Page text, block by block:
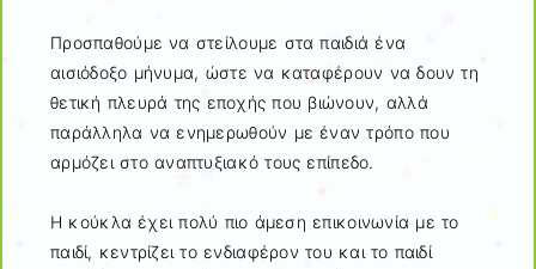
Προσπαθούμε να στείλουμε στα παιδιά ένα
αισιόδοξο μήνυμα, ώστε να καταφέρουν να δουν τη
θετική πλευρά της εποχής που βιώνουν, αλλά
παράλληλα να ενημερωθούν με έναν τρόπο που
αρμόζει στο αναπτυξιακό τους επίπεδο.
Η κούκλα έχει πολύ πιο άμεση επικοινωνία με το
παιδί, κεντρίζει το ενδιαφέρον του και το παιδί